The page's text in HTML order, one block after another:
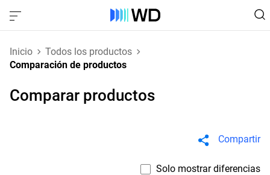
Inicio
Todos los productos
Comparación de productos
Comparar productos
Compartir
Solo mostrar diferencias